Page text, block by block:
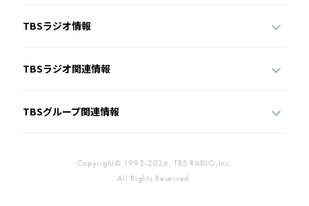
TBSラジオ情報
TBSラジオ関連情報
TBSグループ関連情報
Copyright© 1995-2026, TBS RADIO,Inc.
All Rights Reserved.